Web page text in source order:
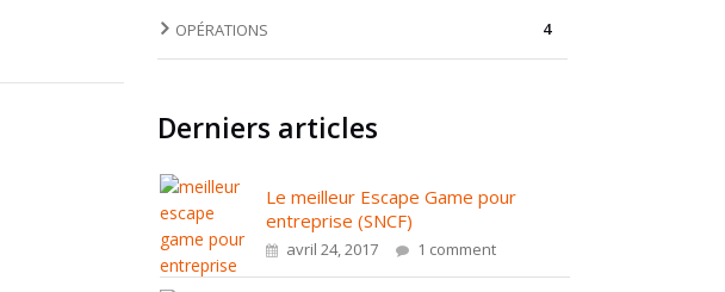
OPÉRATIONS 4
Derniers articles
Le meilleur Escape Game pour
entreprise (SNCF)
avril 24, 2017 1 comment